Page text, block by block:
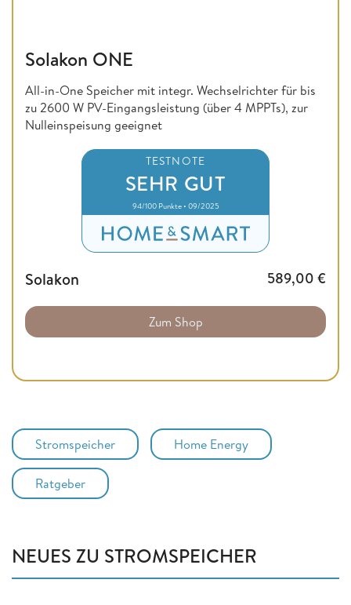
Solakon ONE
All-in-One Speicher mit integr. Wechselrichter für bis
zu 2600 W PV-Eingangsleistung (über 4 MPPTs), zur
Nulleinspeisung geeignet
TESTNOTE
SEHR GUT
94/100 Punkte • 09/2025
Solakon 589,00 €
Zum Shop
Stromspeicher Home Energy
Ratgeber
NEUES ZU STROMSPEICHER